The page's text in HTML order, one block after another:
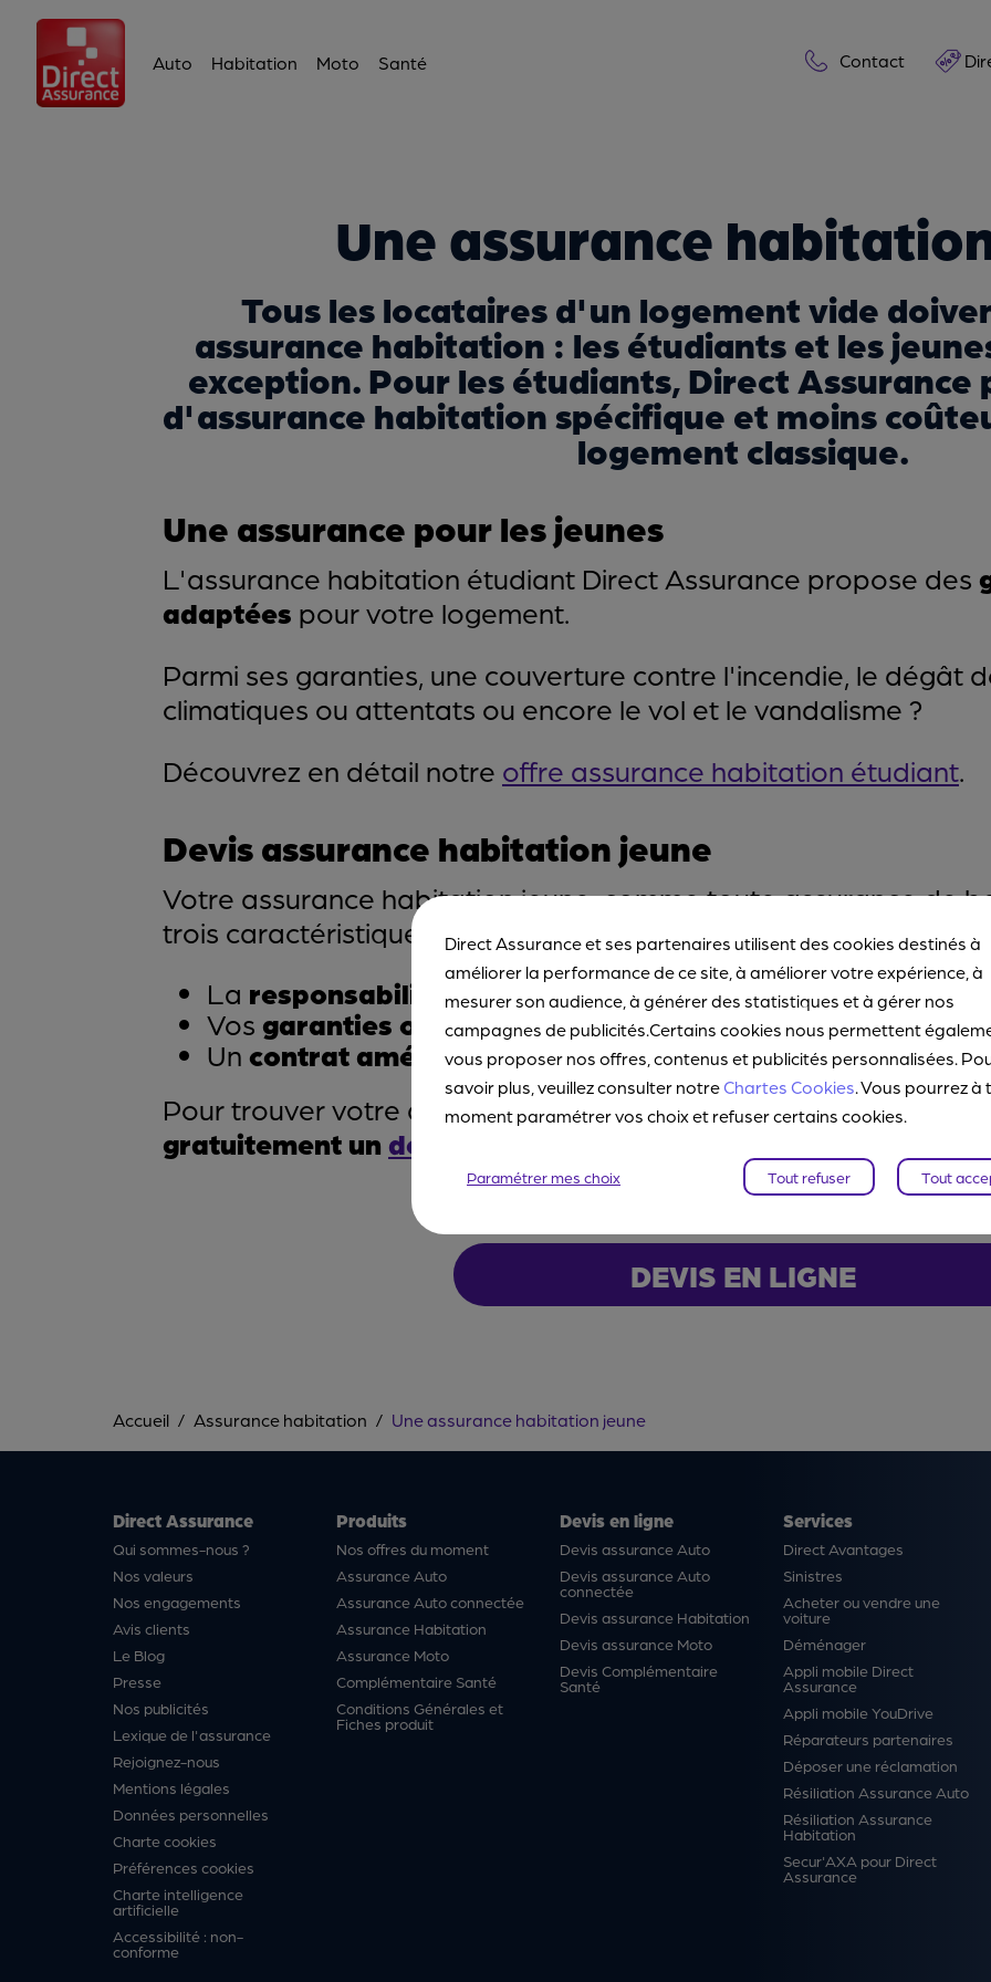
Auto Habitation Moto Santé Contact
Une assurance
Tous les locataires d'un logement vide
assurance habitation : les étudiants et les
exception. Pour les étudiants, Direct
d'assurance habitation spécifique et moins
logement classique.
Une assurance pour les jeunes
L'assurance habitation étudiant Direct Assurance propose des
adaptées pour votre logement.
Parmi ses garanties, une couverture contre l'incendie, le dégât
climatiques ou attentats ou encore le vol et le vandalisme ?
Découvrez en détail notre offre assurance habitation étudiant.
Devis assurance habitation jeune
Votre assurance habitation jeune, comme toute assurance de
trois caractéristiques :
La responsabilité civile habitation(ou locative),
Vos garanties optionnelles(si vous le souhaitez),
Un contrat aménagé à votre profil avec un tarif réduit.
Pour trouver votre assurance habitation jeune et connaître nos
gratuitement un devis
DEVIS EN LIGNE
Accueil Assurance habitation Une assurance habitation jeune
Direct Assurance
Qui sommes-nous ?
Nos valeurs
Nos engagements
Avis clients
Le Blog
Presse
Nos publicités
Lexique de l'assurance
Rejoignez-nous
Mentions légales
Données personnelles
Charte cookies
Préférences cookies
Charte intelligence
artificielle
Accessibilité : non-
conforme
Produits
Nos offres du moment
Assurance Auto
Assurance Auto connectée
Assurance Habitation
Assurance Moto
Complémentaire Santé
Conditions Générales et
Fiches produit
Devis en ligne
Devis assurance Auto
Devis assurance Auto
connectée
Devis assurance Habitation
Devis assurance Moto
Devis Complémentaire
Santé
Services
Direct Avantages
Sinistres
Acheter ou vendre une
voiture
Déménager
Appli mobile Direct
Assurance
Appli mobile YouDrive
Réparateurs partenaires
Déposer une réclamation
Résiliation Assurance Auto
Résiliation Assurance
Habitation
Secur'AXA pour Direct
Assurance
Direct Assurance et ses partenaires utilisent des cookies destinés à
améliorer la performance de ce site, à améliorer votre expérience, à
mesurer son audience, à générer des statistiques et à gérer nos
campagnes de publicités.Certains cookies nous permettent
vous proposer nos offres, contenus et publicités personnalisées.
savoir plus, veuillez consulter notreChartes Cookies . Vous pourrez à
moment paramétrer vos choix et refuser certains cookies.
Tout
Tout refuser
Paramétrer mes choix